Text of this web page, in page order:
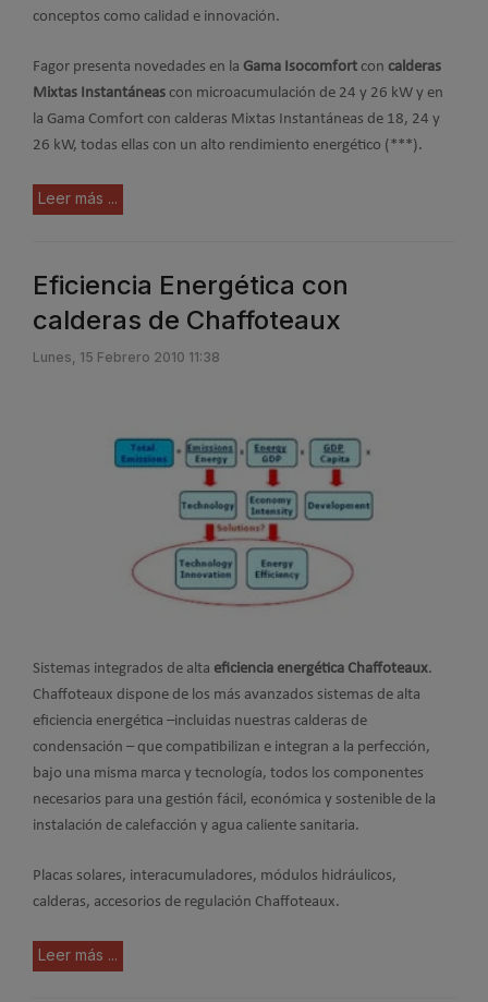
conceptos como calidad e innovación.
Fagor presenta novedades en la Gama Isocomfort con calderas
Mixtas Instantáneas con microacumulación de 24 y 26 kW y en
la Gama Comfort con calderas Mixtas Instantáneas de 18, 24 y
26 kW, todas ellas con un alto rendimiento energético (***).
Leer más ...
Eficiencia Energética con
calderas de Chaffoteaux
Lunes, 15 Febrero 2010 11:38
Sistemas integrados de alta eficiencia energética Chaffoteaux.
Chaffoteaux dispone de los más avanzados sistemas de alta
eficiencia energética –incluidas nuestras calderas de
condensación – que compatibilizan e integran a la perfección,
bajo una misma marca y tecnología, todos los componentes
necesarios para una gestión fácil, económica y sostenible de la
instalación de calefacción y agua caliente sanitaria.
Placas solares, interacumuladores, módulos hidráulicos,
calderas, accesorios de regulación Chaffoteaux.
Leer más ...